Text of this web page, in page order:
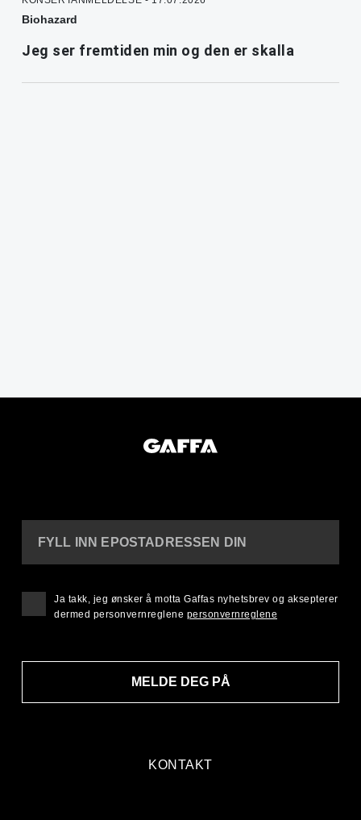
Biohazard
Jeg ser fremtiden min og den er skalla
KONTAKT
FYLL INN EPOSTADRESSEN DIN
MELDE DEG PÅ
Ja takk, jeg ønsker å motta Gaffas nyhetsbrev og aksepterer
dermed personvernreglene personvernreglene